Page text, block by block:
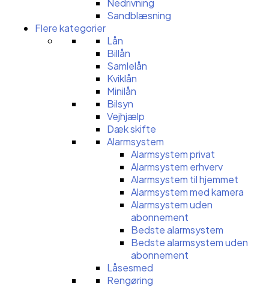
Nedrivning
Sandblæsning
Flere kategorier
Lån
Billån
Samlelån
Kviklån
Minilån
Bilsyn
Vejhjælp
Dæk skifte
Alarmsystem
Alarmsystem privat
Alarmsystem erhverv
Alarmsystem til hjemmet
Alarmsystem med kamera
Alarmsystem uden
abonnement
Bedste alarmsystem
Bedste alarmsystem uden
abonnement
Låsesmed
Rengøring